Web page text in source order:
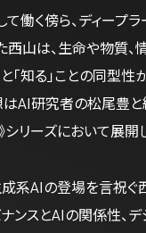
働く傍ら、ディー
西山は、生命や物
「知る」ことの同
AI研究者の松尾豊
リーズにおいて展
AIの登場を言祝ぐ
スとAIの関係性、